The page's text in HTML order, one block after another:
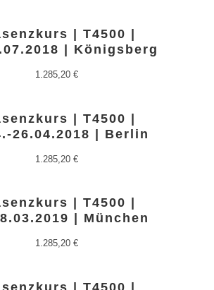
| T4500 |
| Königsberg
1.285,20 €
| T4500 |
26.04.2018 | Berlin
1.285,20 €
| T4500 |
| München
1.285,20 €
| T4500 |